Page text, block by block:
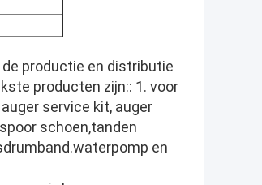
productie en distributie
producten zijn:: 1. voor
service kit, auger
schoen,tanden
en